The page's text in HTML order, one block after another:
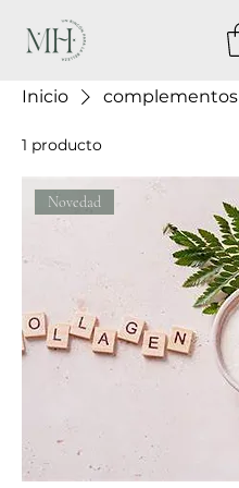
Inicio complementos
1 producto
Novedad